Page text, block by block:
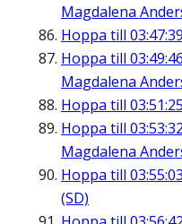
Magdalena
Hoppa till 03:47:39
Hoppa till 03:49:46
Magdalena
Hoppa till 03:51:25
Hoppa till 03:53:32
Magdalena
Hoppa till 03:55:03
(SD)